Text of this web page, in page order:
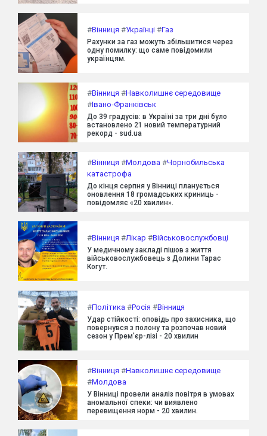
#Вінниця #Українці #Газ
Рахунки за газ можуть збільшитися через
одну помилку: що саме повідомили
українцям.
#Вінниця #Навколишнє середовище
#Івано-Франківськ
До 39 градусів: в Україні за три дні було
встановлено 21 новий температурний
рекорд - sud.ua
#Вінниця #Молдова #Чорнобильська
катастрофа
До кінця серпня у Вінниці планується
оновлення 18 громадських криниць -
повідомляє «20 хвилин».
#Вінниця #Лікар #Військовослужбовці
У медичному закладі пішов з життя
військовослужбовець з Долини Тарас
Когут.
#Політика #Росія #Вінниця
Удар стійкості: оповідь про захисника, що
повернувся з полону та розпочав новий
сезон у Прем'єр-лізі - 20 хвилин
#Вінниця #Навколишнє середовище
#Молдова
У Вінниці провели аналіз повітря в умовах
аномальної спеки: чи виявлено
перевищення норм - 20 хвилин.